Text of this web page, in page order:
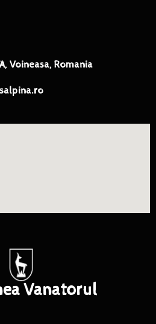
Voineasa, Romania
Vanatorul